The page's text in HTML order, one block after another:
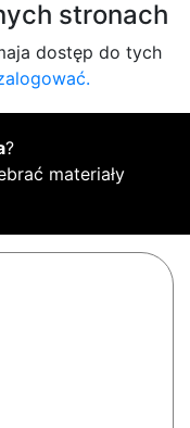
stronach
dostęp do tych
?
materiały